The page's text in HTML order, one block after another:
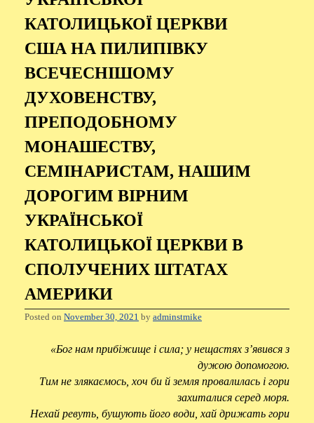
КАТОЛИЦЬКОЇ ЦЕРКВИ
США НА ПИЛИПІВКУ
ВСЕЧЕСНІШОМУ
ДУХОВЕНСТВУ,
ПРЕПОДОБНОМУ
МОНАШЕСТВУ,
СЕМІНАРИСТАМ, НАШИМ
ДОРОГИМ ВІРНИМ
УКРАЇНСЬКОЇ
КАТОЛИЦЬКОЇ ЦЕРКВИ В
СПОЛУЧЕНИХ ШТАТАХ
АМЕРИКИ
Posted on November 30, 2021 by adminstmike
«Бог нам прибіжище і сила; у нещастях з’явився з
дужою допомогою.
Тим не злякаємось, хоч би й земля провалилась і гори
захиталися серед моря.
Нехай ревуть, бушують його води, хай дрижать гори